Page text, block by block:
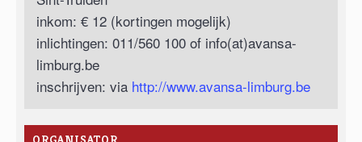
inkom: € 12 (kortingen mogelijk)
inlichtingen: 011/560 100 of info(at)avansa-
limburg.be
inschrijven: via http://www.avansa-limburg.be